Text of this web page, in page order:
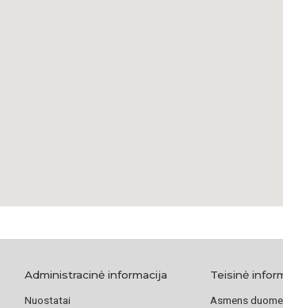
Landmark of
Administracinė informacija
Nuostatai
Teisinė
Asmens